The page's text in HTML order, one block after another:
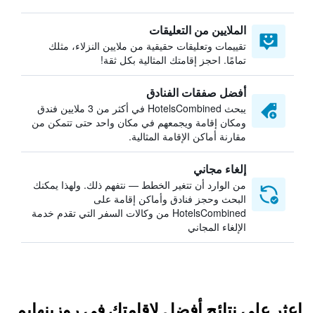
الملايين من التعليقات
تقييمات وتعليقات حقيقية من ملايين النزلاء، مثلك
تمامًا. احجز إقامتك المثالية بكل ثقة!
أفضل صفقات الفنادق
يبحث HotelsCombined في أكثر من 3 ملايين فندق
ومكان إقامة ويجمعهم في مكان واحد حتى تتمكن من
مقارنة أماكن الإقامة المثالية.
إلغاء مجاني
من الوارد أن تتغير الخطط — نتفهم ذلك. ولهذا يمكنك
البحث وحجز فنادق وأماكن إقامة على
HotelsCombined من وكالات السفر التي تقدم خدمة
الإلغاء المجاني